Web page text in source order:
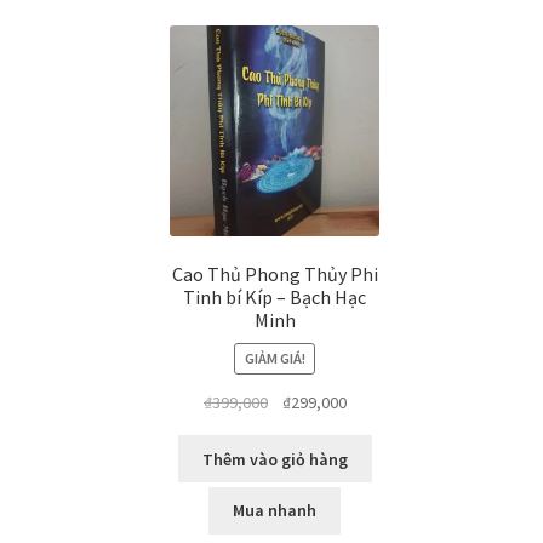
Cao Thủ Phong Thủy Phi
Tinh bí Kíp – Bạch Hạc
Minh
GIẢM GIÁ!
₫399,000
Giá
là:
₫299,000Giá
tại
Thêm vào giỏ hàng
Mua nhanh